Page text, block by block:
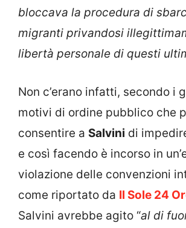
bloccava la procedura di
migranti privandosi
libertà personale di questi
Non c’erano infatti, secondo i
motivi di ordine pubblico che
consentire a Salvini di
e così facendo è incorso in
violazione delle convenzioni
come riportato da Il Sole 24
Salvini avrebbe agito “al di